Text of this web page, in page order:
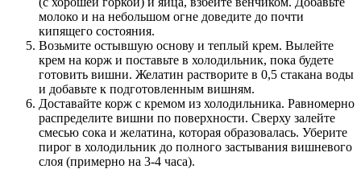
молоко и на небольшом огне доведите до почти
кипящего состояния.
Возьмите остывшую основу и теплый крем. Вылейте
крем на корж и поставьте в холодильник, пока будете
готовить вишни. Желатин растворите в 0,5 стакана воды
и добавьте к подготовленным вишням.
Доставайте корж с кремом из холодильника. Равномерно
распределите вишни по поверхности. Сверху залейте
смесью сока и желатина, которая образовалась. Уберите
пирог в холодильник до полного застывания вишневого
слоя (примерно на 3-4 часа).